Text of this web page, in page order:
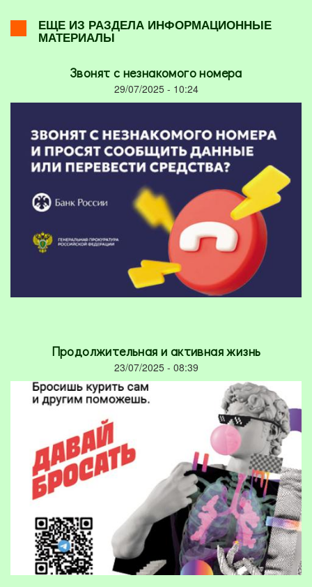
ЕЩЕ ИЗ РАЗДЕЛА ИНФОРМАЦИОННЫЕ
МАТЕРИАЛЫ
Звонят с незнакомого номера
29/07/2025 - 10:24
Продолжительная и активная жизнь
23/07/2025 - 08:39